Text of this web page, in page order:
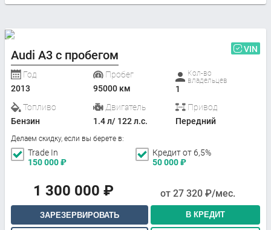
Audi A3 с пробегом VIN
Год
2013
Пробег
95000 км
Кол-во
владельцев
1
Топливо
Бензин
Двигатель
1.4 л/ 122 л.с.
Привод
Передний
Делаем скидку, если вы берете в:
Trade In
150 000₽
Кредит от 6,5%
50 000₽
1 300 000 ₽ от 27 320 ₽/мес.
ЗАРЕЗЕРВИРОВАТЬ В КРЕДИТ